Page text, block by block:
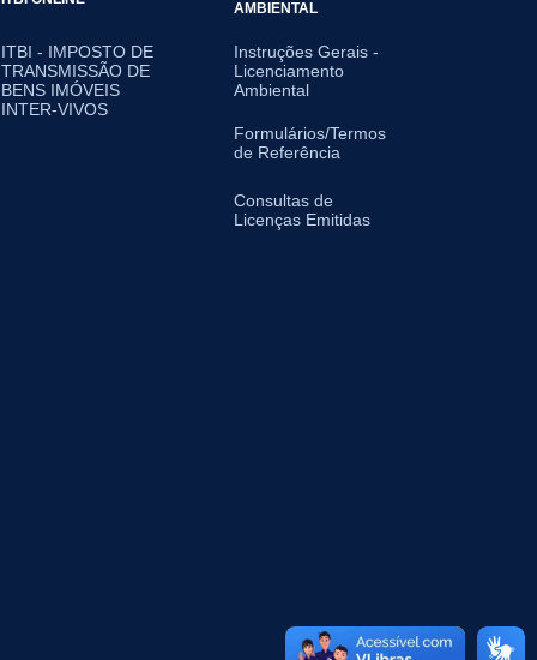
ITBI - IMPOSTO DE
TRANSMISSÃO DE
BENS IMÓVEIS
INTER-VIVOS
AMBIENTAL
Instruções Gerais -
Licenciamento
Ambiental
Formulários/Termos
de Referência
Consultas de
Licenças Emitidas